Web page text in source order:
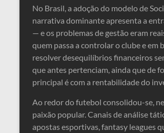
No Brasil, a adoção do modelo de
narrativa dominante apresenta a
— e os problemas de gestão eram
quem passa a controlar o clube e
resolver desequilíbrios financeiros
que antes pertenciam, ainda que de
principal é com a rentabilidade do
Ao redor do futebol consolidou-se,
paixão popular. Canais de análise
apostas esportivas, fantasy leagues